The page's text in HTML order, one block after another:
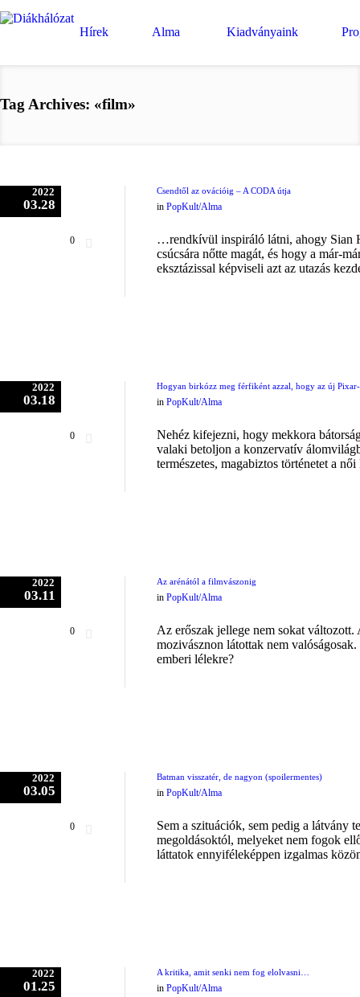
Hírek Alma Kiadványaink
Tag Archives: «film»
2022
03.28
0
Csendtől az ovációig – A CODA útja
in PopKult/Alma
…rendkívül inspiráló látni, ahogy Sian
csúcsára nőtte magát, és hogy a már-
eksztázissal képviseli azt az utazás
2022
03.18
0
Hogyan birkózz meg férfiként azzal, hogy az új
in PopKult/Alma
Nehéz kifejezni, hogy mekkora
valaki betoljon a konzervatív
természetes, magabiztos történetet a
2022
03.11
0
Az arénától a filmvászonig
in PopKult/Alma
Az erőszak jellege nem sokat
mozivásznon látottak nem
emberi lélekre?
2022
03.05
0
Batman visszatér, de nagyon (spoilermentes)
in PopKult/Alma
Sem a szituációk, sem pedig a látvány
megoldásoktól, melyeket nem fogok
láttatok ennyiféleképpen izgalmas
2022
01.25
A kritika, amit senki nem fog elolvasni…
in PopKult/Alma